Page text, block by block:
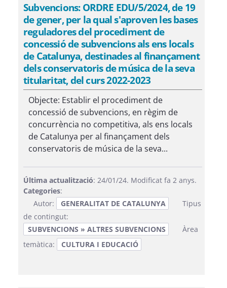
Subvencions: ORDRE EDU/5/2024, de 19
de gener, per la qual s'aproven les bases
reguladores del procediment de
concessió de subvencions als ens locals
de Catalunya, destinades al finançament
dels conservatoris de música de la seva
titularitat, del curs 2022-2023
Objecte: Establir el procediment de
concessió de subvencions, en règim de
concurrència no competitiva, als ens locals
de Catalunya per al finançament dels
conservatoris de música de la seva...
Última actualització: 24/01/24. Modificat fa 2 anys.
Categories:
Autor:
GENERALITAT DE CATALUNYA
Tipus
de contingut:
SUBVENCIONS » ALTRES SUBVENCIONS
Àrea
temàtica:
CULTURA I EDUCACIÓ